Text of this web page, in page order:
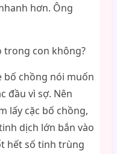
hơn. Ông
trong con không?
chồng nói muốn
đầu vì sợ. Nên
lấy cặc bố chồng,
dịch lớn bắn vào
hết số tinh trùng